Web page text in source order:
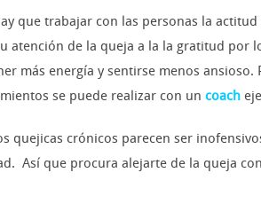
que trabajar con las personas la
atención de la queja a la la gratitud por
más energía y sentirse menos
se puede realizar con un coach
quejicas crónicos parecen ser
Así que procura alejarte de la queja